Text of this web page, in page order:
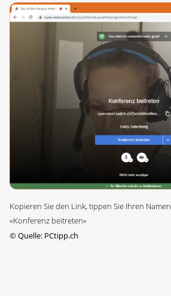
Kopieren Sie den Link, tippen Sie Ihren
«Konferenz beitreten»
©Quelle: PCtipp.ch